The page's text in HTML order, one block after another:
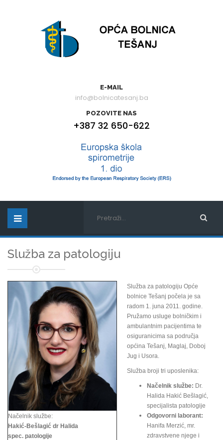
E-MAIL
info@bolnicatesanj.ba
POZOVITE NAS
+387 32 650-622
Služba za patologiju
Načelnik službe:
Hakić-Bešlagić dr Halida
spec. patologije
Služba za patologiju Opće
bolnice Tešanj počela je sa
radom 1. juna 2011. godine.
Pružamo usluge bolničkim i
ambulantnim pacijentima te
osiguranicima sa područja
općina Tešanj, Maglaj, Doboj
Jug i Usora.
Služba broji tri uposlenika:
Načelnik službe: Dr.
Halida Hakić Bešlagić,
specijalista patologije
Odgovorni laborant:
Hanifa Merzić, mr.
zdravstvene njege i